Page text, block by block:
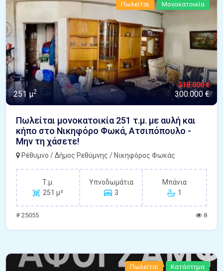
Πωλείται Μονοκατοικία
251 μ2
318.000 €
300.000 €
Πωλείται μονοκατοικία 251 τ.μ. με αυλή και
κήπο στο Νικηφόρο Φωκά, Ατσιπόπουλο -
Μην τη χάσετε!
Ρέθυμνο / Δήμος Ρεθύμνης / Νικηφόρος Φωκάς
Τ.μ.
251 μ²
Υπνοδωμάτια
3
Μπάνια
1
# 25055 8
Πωλείται Κατάστημα